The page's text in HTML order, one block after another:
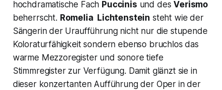
hochdramatische Fach Puccinis und desVerismo
beherrscht. Romelia Lichtenstein steht wie der
Sängerin der Uraufführung nicht nur die stupende
Koloraturfähigkeit sondern ebenso bruchlos das
warme Mezzoregister und sonore tiefe
Stimmregister zur Verfügung. Damit glänzt sie in
dieser konzertanten Aufführung der Oper in der